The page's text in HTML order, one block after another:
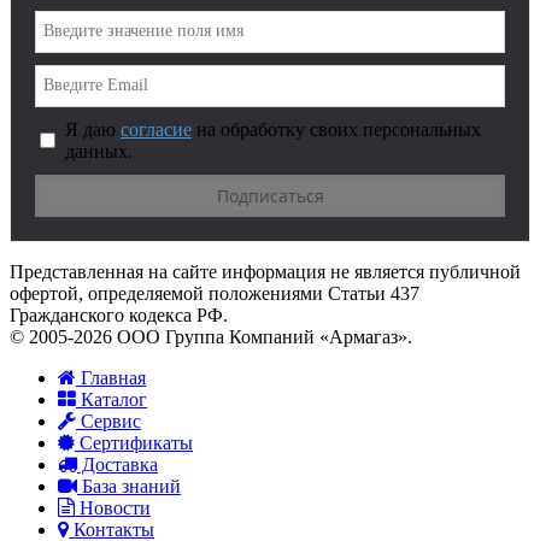
Я даю согласие на обработку своих персональных
данных.
Представленная на сайте информация не является публичной
офертой, определяемой положениями Статьи 437
Гражданского кодекса РФ.
© 2005-2026 ООО Группа Компаний «Армагаз».
Главная
Каталог
Сервис
Сертификаты
Доставка
База знаний
Новости
Контакты